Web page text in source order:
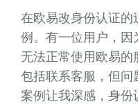
在欧易改身份认证
例。有一位用户，
无法正常使用欧易的
包括联系客服，但
案例让我深感，身